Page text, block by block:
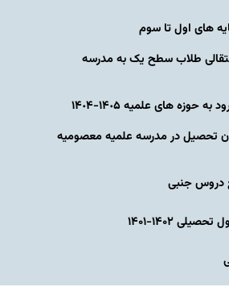
های اول تا سوم
طلاب سطح یک به مدرسه
حوزه های علمیه ١۴٠۵-١۴٠۴
تحصیل در مدرسه علمیه معصومیه
دروس جنبی
۱۴۰۲-۱۴۰۱